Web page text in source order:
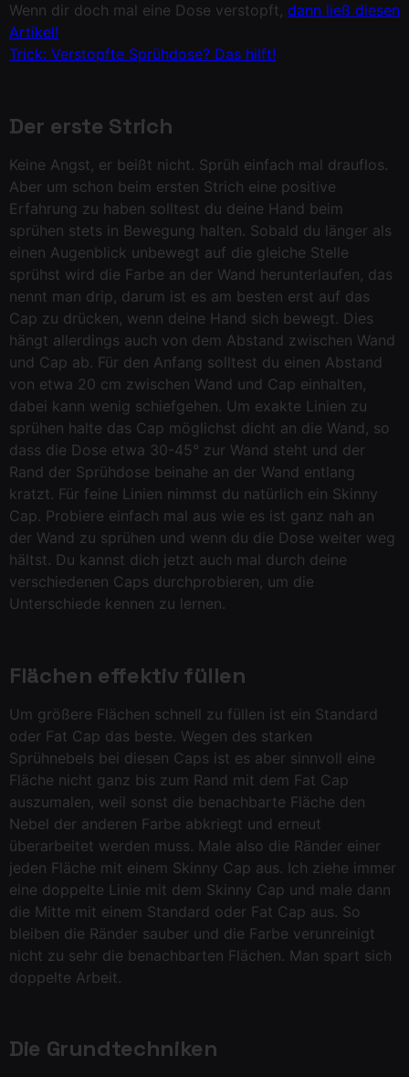
Wenn dir doch mal eine Dose verstopft, dann ließ diesen
Artikel!
Trick: Verstopfte Sprühdose? Das hilft!
Der erste Strich
Keine Angst, er beißt nicht. Sprüh einfach mal drauflos.
Aber um schon beim ersten Strich eine positive
Erfahrung zu haben solltest du deine Hand beim
sprühen stets in Bewegung halten. Sobald du länger als
einen Augenblick unbewegt auf die gleiche Stelle
sprühst wird die Farbe an der Wand herunterlaufen, das
nennt man drip, darum ist es am besten erst auf das
Cap zu drücken, wenn deine Hand sich bewegt. Dies
hängt allerdings auch von dem Abstand zwischen Wand
und Cap ab. Für den Anfang solltest du einen Abstand
von etwa 20 cm zwischen Wand und Cap einhalten,
dabei kann wenig schiefgehen. Um exakte Linien zu
sprühen halte das Cap möglichst dicht an die Wand, so
dass die Dose etwa 30-45° zur Wand steht und der
Rand der Sprühdose beinahe an der Wand entlang
kratzt. Für feine Linien nimmst du natürlich ein Skinny
Cap. Probiere einfach mal aus wie es ist ganz nah an
der Wand zu sprühen und wenn du die Dose weiter weg
hältst. Du kannst dich jetzt auch mal durch deine
verschiedenen Caps durchprobieren, um die
Unterschiede kennen zu lernen.
Flächen effektiv füllen
Um größere Flächen schnell zu füllen ist ein Standard
oder Fat Cap das beste. Wegen des starken
Sprühnebels bei diesen Caps ist es aber sinnvoll eine
Fläche nicht ganz bis zum Rand mit dem Fat Cap
auszumalen, weil sonst die benachbarte Fläche den
Nebel der anderen Farbe abkriegt und erneut
überarbeitet werden muss. Male also die Ränder einer
jeden Fläche mit einem Skinny Cap aus. Ich ziehe immer
eine doppelte Linie mit dem Skinny Cap und male dann
die Mitte mit einem Standard oder Fat Cap aus. So
bleiben die Ränder sauber und die Farbe verunreinigt
nicht zu sehr die benachbarten Flächen. Man spart sich
doppelte Arbeit.
Die Grundtechniken